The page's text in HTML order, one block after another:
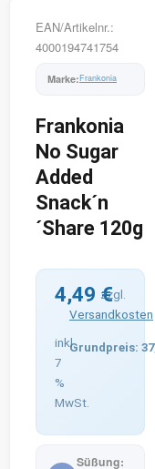
EAN/Artikelnr.:
4000194741754
Frankonia
Frankonia
No Sugar
Added
Snack´n
´Share 120g
4,49 €
inkl.
7
%
MwSt.
zzgl.
Versandkosten